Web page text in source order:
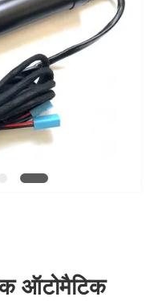
ऑटोमैटिक